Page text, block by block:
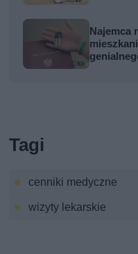
Najemca
Tagi
cenniki medyczne
wizyty lekarskie